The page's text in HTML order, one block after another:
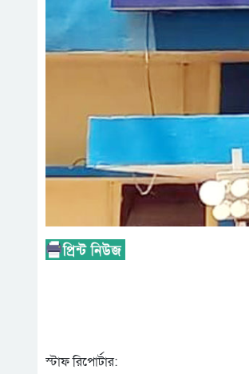
স্টাফ রিপোর্টার: